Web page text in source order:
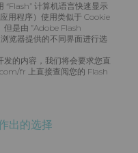
计算机语言快速显示
用程序）使用类似于 Cookie
但是由 ”Adobe Flash
览器提供的不同界面进行选
的内容，我们将会要求您直
fr 上直接查阅您的 Flash
出的选择